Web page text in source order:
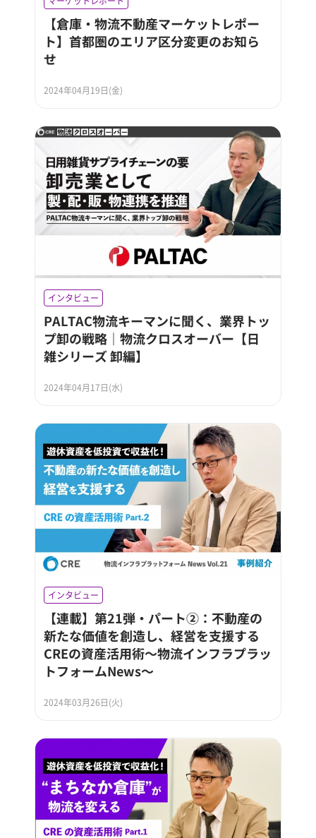
【倉庫・物流不動産マーケットレポー
ト】首都圏のエリア区分変更のお知ら
せ
2024年04月19日(金)
インタビュー
PALTAC物流キーマンに聞く、業界トッ
プ卸の戦略｜物流クロスオーバー【日
雑シリーズ 卸編】
2024年04月17日(水)
インタビュー
【連載】第21弾・パート②：不動産の
新たな価値を創造し、経営を支援する
CREの資産活用術～物流インフラプラッ
トフォームNews～
2024年03月26日(火)